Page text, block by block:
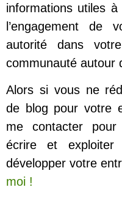
informations utiles
l’engagement de
autorité dans
communauté autour
Alors si vous ne
de blog pour votre
me contacter pour
écrire et
développer votre
moi !